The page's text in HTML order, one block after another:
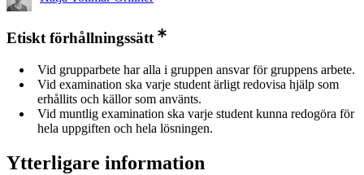
Etiskt förhållningssätt
Vid grupparbete har alla i gruppen ansvar för gruppens arbete.
Vid examination ska varje student ärligt redovisa hjälp som
erhållits och källor som använts.
Vid muntlig examination ska varje student kunna redogöra för
hela uppgiften och hela lösningen.
Ytterligare information